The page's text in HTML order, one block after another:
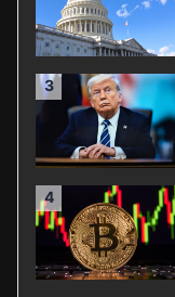
3
4